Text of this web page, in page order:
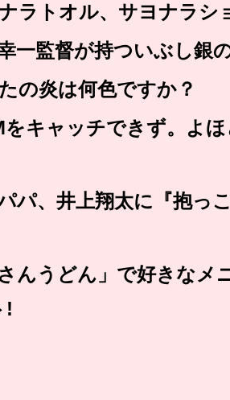
ラトオル、サヨナラシ
一監督が持ついぶし銀
の炎は何色ですか？
をキャッチできず。よ
パ、井上翔太に『抱っ
んうどん」で好きなメ
!